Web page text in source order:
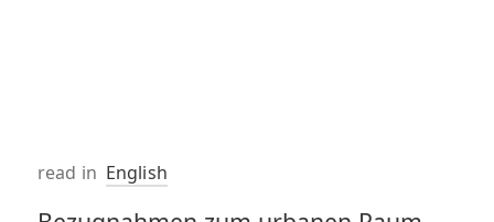
read in English